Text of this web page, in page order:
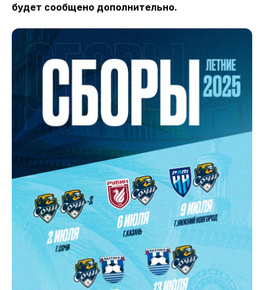
будет сообщено дополнительно.